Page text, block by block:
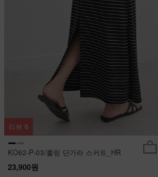
KO62-P-03/롤링 단가라 스커트_HR
23,900원
리뷰 6